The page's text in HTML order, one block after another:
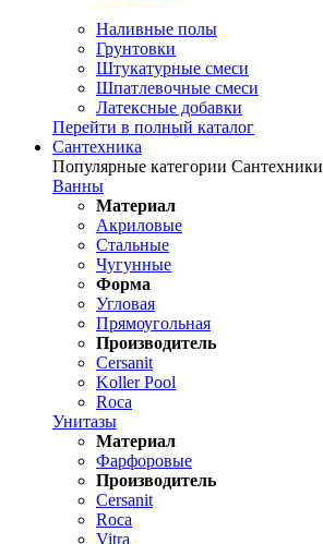
Наливные полы
Грунтовки
Штукатурные смеси
Шпатлевочные смеси
Латексные добавки
Перейти в полный каталог
Сантехника
Популярные категории Сантехники
Ванны
Материал
Акриловые
Стальные
Чугунные
Форма
Угловая
Прямоугольная
Производитель
Cersanit
Koller Pool
Roca
Унитазы
Материал
Фарфоровые
Производитель
Cersanit
Roca
Vitra